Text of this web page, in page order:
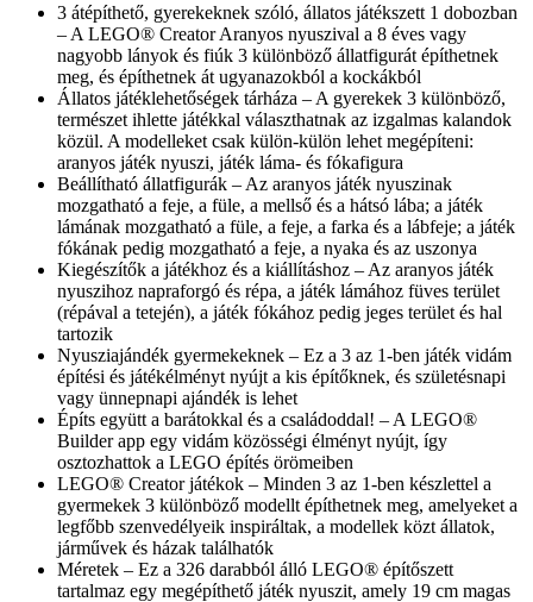
3 átépíthető, gyerekeknek szóló, állatos játékszett 1 dobozban
– A LEGO® Creator Aranyos nyuszival a 8 éves vagy
nagyobb lányok és fiúk 3 különböző állatfigurát építhetnek
meg, és építhetnek át ugyanazokból a kockákból
Állatos játéklehetőségek tárháza – A gyerekek 3 különböző,
természet ihlette játékkal választhatnak az izgalmas kalandok
közül. A modelleket csak külön-külön lehet megépíteni:
aranyos játék nyuszi, játék láma- és fókafigura
Beállítható állatfigurák – Az aranyos játék nyuszinak
mozgatható a feje, a füle, a mellső és a hátsó lába; a játék
lámának mozgatható a füle, a feje, a farka és a lábfeje; a játék
fókának pedig mozgatható a feje, a nyaka és az uszonya
Kiegészítők a játékhoz és a kiállításhoz – Az aranyos játék
nyuszihoz napraforgó és répa, a játék lámához füves terület
(répával a tetején), a játék fókához pedig jeges terület és hal
tartozik
Nyusziajándék gyermekeknek – Ez a 3 az 1-ben játék vidám
építési és játékélményt nyújt a kis építőknek, és születésnapi
vagy ünnepnapi ajándék is lehet
Építs együtt a barátokkal és a családoddal! – A LEGO®
Builder app egy vidám közösségi élményt nyújt, így
osztozhattok a LEGO építés örömeiben
LEGO® Creator játékok – Minden 3 az 1-ben készlettel a
gyermekek 3 különböző modellt építhetnek meg, amelyeket a
legfőbb szenvedélyeik inspiráltak, a modellek közt állatok,
járművek és házak találhatók
Méretek – Ez a 326 darabból álló LEGO® építőszett
tartalmaz egy megépíthető játék nyuszit, amely 19 cm magas